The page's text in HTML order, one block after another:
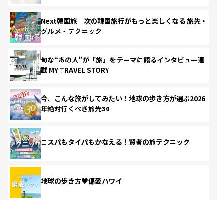
Next韓国旅 次の韓国旅行がもっと楽しくなる 旅先・
グルメ・テクニック
旬な“あの人”が「旅」をテーマに語るインタビュー連
載 MY TRAVEL STORY
今、こんな旅がしてみたい！地球の歩き方が選ぶ2026
年絶対行くべき旅先30
コスパもタイパもかなえる！賢者の旅テクニック
地球の歩き方♥偏愛ハワイ